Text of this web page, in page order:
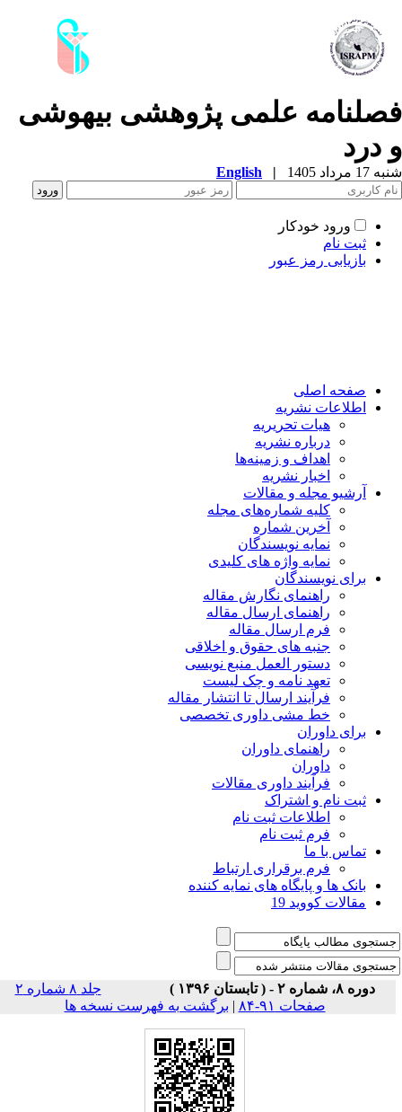
علمی­ پژوهشی بیهوشی
درد
مرداد 1405 |
English
ورود خودکار
ثبت نام
بازیابی رمز عبور
صفحه اصلی
اطلاعات نشریه
هیات تحریریه
درباره نشریه
اهداف و زمینه‌ها
اخبار نشریه
آرشیو مجله و مقالات
کلیه شماره‌های مجله
آخرین شماره
نمایه نویسندگان
نمایه واژه های کلیدی
برای نویسندگان
راهنمای نگارش مقاله
راهنمای ارسال مقاله
فرم ارسال مقاله
جنبه های حقوق و اخلاقی
دستور العمل منبع نویسی
تعهد نامه و چک لیست
فرآیند ارسال تا انتشار مقاله
خط مشی داوری تخصصی
برای داوران
راهنمای داوران
داوران
فرآیند داوری مقالات
ثبت نام و اشتراک
اطلاعات ثبت نام
فرم ثبت نام
تماس با ما
فرم برقراری ارتباط
بانک ها و پایگاه های نمایه کننده
مقالات کووید 19
دوره ۸، شماره ۲ - ( تابستان ۱۳۹۶ )
جلد ۸ شماره ۲
صفحات ۹۱-۸۴
| برگشت به فهرست نسخه ها